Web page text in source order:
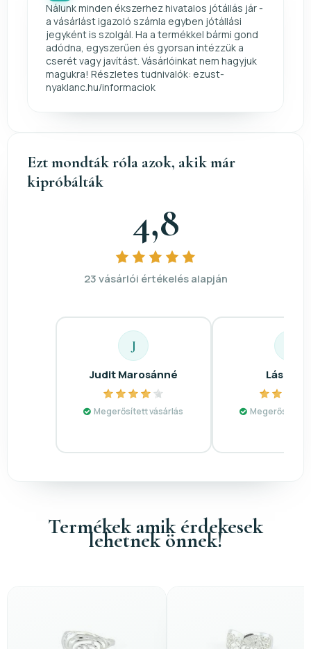
Nálunk minden ékszerhez hivatalos jótállás jár -
a vásárlást igazoló számla egyben jótállási
jegyként is szolgál. Ha a termékkel bármi gond
adódna, egyszerűen és gyorsan intézzük a
cserét vagy javítást. Vásárlóinkat nem hagyjuk
magukra! Részletes tudnivalók: ezust-
nyaklanc.hu/informaciok
Ezt mondták róla azok, akik már
kipróbálták
4,8
23 vásárlói értékelés alapján
J
Judit Marosánné
Megerősített vásárlás Megerősített
Termékek amik érdekesek
lehetnek önnek!